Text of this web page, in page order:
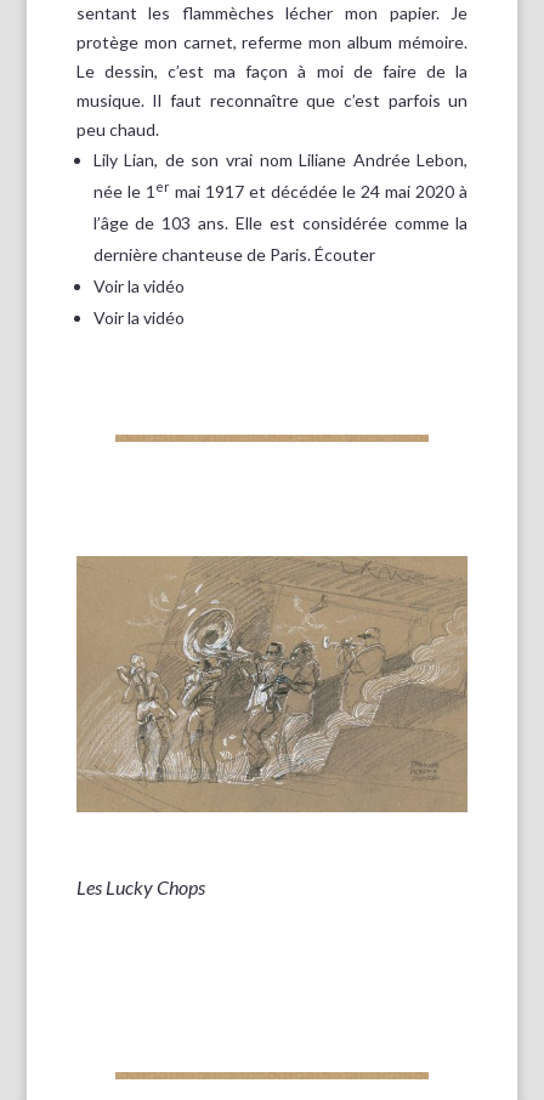
sentant les flammèches lécher mon papier. Je
protège mon carnet, referme mon album mémoire.
Le dessin, c’est ma façon à moi de faire de la
musique. Il faut reconnaître que c’est parfois un
peu chaud.
Lily Lian, de son vrai nom Liliane Andrée Lebon,
née le 1 ermai 1917 et décédée le 24 mai 2020 à
l’âge de 103 ans. Elle est considérée comme la
dernière chanteuse de Paris.Écouter
Voir la vidéo
Voir la vidéo
Les Lucky Chops